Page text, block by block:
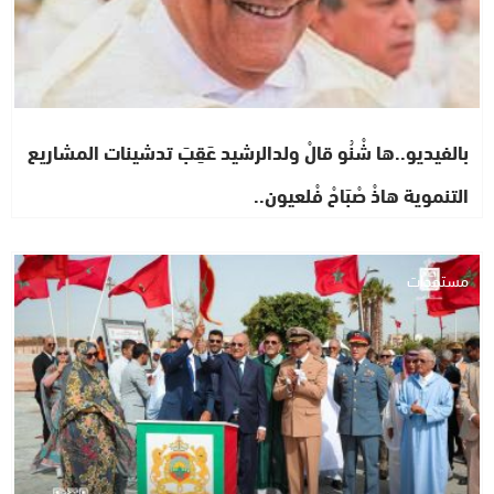
بالفيديو..ها شْنُو قالْ ولدالرشيد عَقِبَ تدشينات المشاريع
التنموية هاذْ صْبَاحْ فْلعيون..
مستجدات